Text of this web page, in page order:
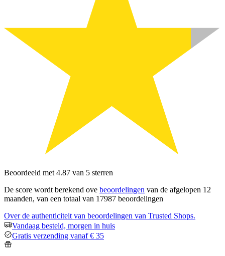
Beoordeeld met 4.87 van 5 sterren
De score wordt berekend ove beoordelingen van de afgelopen 12
maanden, van een totaal van 17987 beoordelingen
Over de authenticiteit van beoordelingen van Trusted Shops.
Vandaag besteld, morgen in huis
Gratis verzending vanaf € 35